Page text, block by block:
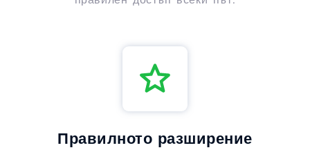
Правилното разширение